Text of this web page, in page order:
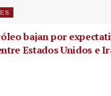
bajan por
Estados Unidos e